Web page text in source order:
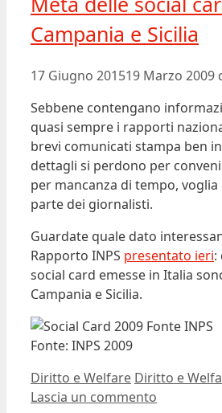
Campania e Sicilia
17 Giugno 201519 Marzo 2009
Sebbene contengano
quasi sempre i rapporti
brevi comunicati stampa ben
dettagli si perdono per
per mancanza di tempo,
parte dei giornalisti.
Guardate quale dato
Rapporto INPS presentato ieri:
social card emesse in Italia
Campania e Sicilia.
Fonte: INPS 2009
Categorie
Diritto e Welfare Tag
Diritto e
Lascia un commento